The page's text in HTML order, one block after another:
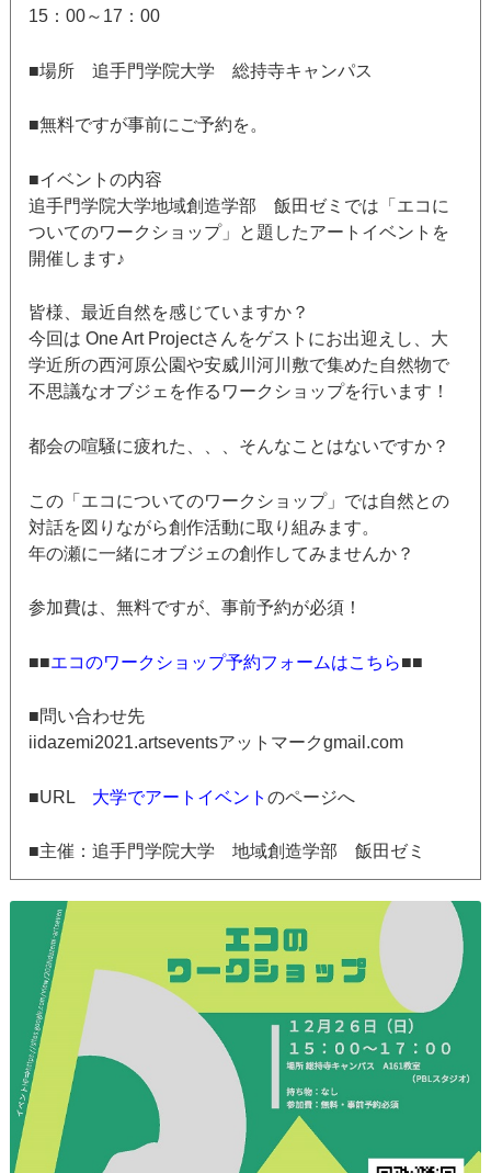
15：00～17：00
■場所 追手門学院大学 総持寺キャンパス
■無料ですが事前にご予約を。
■イベントの内容
追手門学院大学地域創造学部 飯田ゼミでは「エコに
ついてのワークショップ」と題したアートイベントを
開催します♪
皆様、最近自然を感じていますか？
今回は One Art Projectさんをゲストにお出迎えし、大
学近所の西河原公園や安威川河川敷で集めた自然物で
不思議なオブジェを作るワークショップを行います！
都会の喧騒に疲れた、、、そんなことはないですか？
この「エコについてのワークショップ」では自然との
対話を図りながら創作活動に取り組みます。
年の瀬に一緒にオブジェの創作してみませんか？
参加費は、無料ですが、事前予約が必須！
■■エコのワークショップ予約フォームはこちら■■
■問い合わせ先
iidazemi2021.artseventsアットマークgmail.com
■URL 大学でアートイベントのページへ
■主催：追手門学院大学 地域創造学部 飯田ゼミ